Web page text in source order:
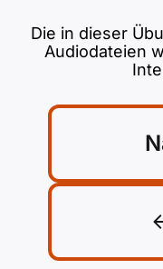
Die in dieser
Audiodateien